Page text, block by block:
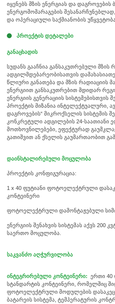
იყენებს მზის ენერგიას და
ენერგომომარაგების
და ოპერაციული საქმიანობის
პროექტის დეტალები
განაცხადის
სუდანს გააჩნია განსაკუთრებული მზის
ადგილმდებარეობისათვის
წლიური განათება და მზის რადიაციის
ენერგიით განსაკუთრებით მდიდარ
ენერგიის გენერაციის სისტემებისთვის
პროექტის მიზანია ინტელექტუალური,
დაგროვების“ მიკროქსელის სისტემის
კონკრეტული ადგილების 24-საათიანი
მოთხოვნილებები, ეფექტურად
გათიშვით ან ქსელის გაუმართაობით
დაინსტალირებული მოცულობა
პროექტის კონფიგურაცია:
1 x 40 ფუტიანი ფოტოელექტრული
კონტეინერი
ფოტოელექტრული დამონტაჟებული
ენერგიის შენახვის სისტემას აქვს 200
საერთო მოცულობა.
საკვანძო აღჭურვილობა
ინტეგრირებული კონტეინერი: ერთი 40
სტანდარტის კონტეინერი, რომელშიც
ფოტოელექტრული მოდულების დასაკეცი
ბატარეის სისტემა, ტემპერატურის